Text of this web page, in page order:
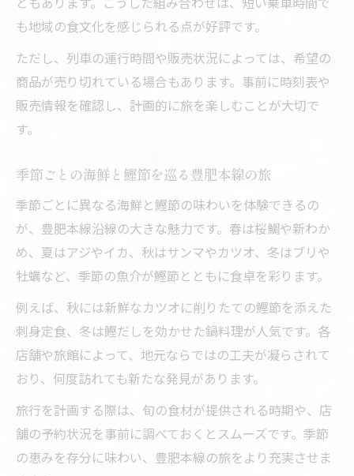
も地域の食文化を感じられる点が好評です。
ただし、列車の運行時間や販売状況によっては、希望の
商品が売り切れている場合もあります。事前に時刻表や
販売情報を確認し、計画的に旅を楽しむことが大切で
す。
季節ごとの海鮮と鰹節を巡る豊肥本線の旅
季節ごとに異なる海鮮と鰹節の味わいを体験できるの
が、豊肥本線沿線の大きな魅力です。春は桜鯛や新わか
め、夏はアジやイカ、秋はサンマやカツオ、冬はブリや
牡蠣など、季節の魚介が鰹節とともに食卓を彩ります。
例えば、秋には新鮮なカツオに削りたての鰹節を添えた
刺身定食、冬は鰹だしを効かせた鍋料理が人気です。各
店舗や旅館によって、地元ならではの工夫が凝らされて
おり、何度訪れても新たな発見があります。
旅行を計画する際は、旬の食材が提供される時期や、店
舗の予約状況を事前に調べておくとスムーズです。季節
の恵みを存分に味わい、豊肥本線の旅をより充実させま